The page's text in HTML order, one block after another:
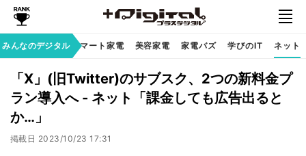
みんなのデジタル
族のデジタル スマート家電 美容家電 家電バズ 学びのIT ネット
「X」(旧Twitter)のサブスク、2つの新料金プ
ラン導入へ - ネット「課金しても広告出ると
か…」
掲載日 2023/10/23 17:31